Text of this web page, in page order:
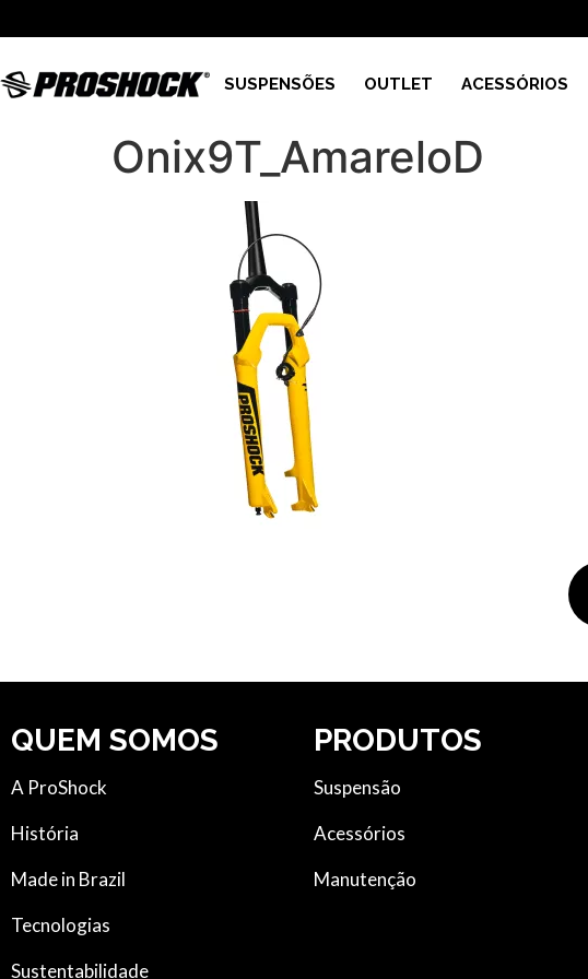
SUSPENSÕES OUTLET ACESSÓRIOS
Onix9T_AmareloD
QUEM SOMOS
A ProShock
História
Made in Brazil
Tecnologias
Sustentabilidade
PRODUTOS
Suspensão
Acessórios
Manutenção